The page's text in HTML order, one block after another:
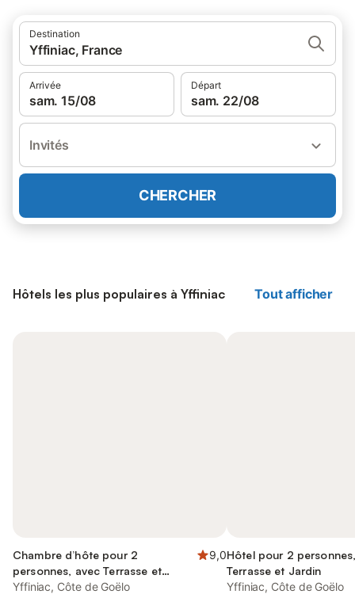
Destination
Yffiniac, France
Arrivée
sam. 15/08
Départ
sam. 22/08
Invités
CHERCHER
Hôtels les plus populaires à Yffiniac Tout afficher
Chambre d’hôte pour 2
personnes, avec Terrasse et
Jardin ainsi que Piscine et Sauna
9,0
Yffiniac, Côte de Goëlo
Hôtel pour 2
Terrasse et Jardin
Yffiniac, Côte de Goëlo